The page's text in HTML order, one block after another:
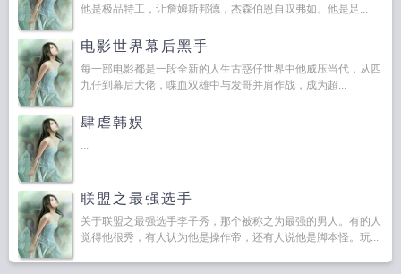
他是极品特工，让詹姆斯邦德，杰森伯恩自叹弗如。他是足...
电影世界幕后黑手
每一部电影都是一段全新的人生古惑仔世界中他威压当代，从四
九仔到幕后大佬，喋血双雄中与发哥并肩作战，成为超...
肆虐韩娱
...
联盟之最强选手
关于联盟之最强选手李子秀，那个被称之为最强的男人。有的人
觉得他很秀，有人认为他是操作帝，还有人说他是脚本怪。玩...